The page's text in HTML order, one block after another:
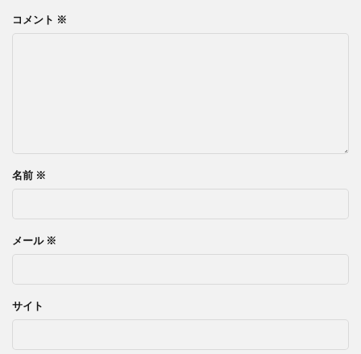
コメント ※
名前 ※
メール ※
サイト